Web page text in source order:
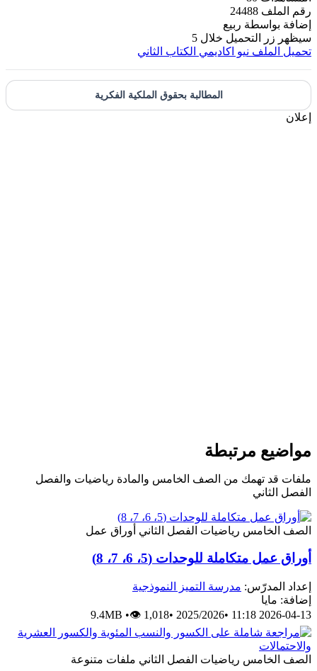
رقم الملف 24488
إضافة بواسطة ربيع
سيظهر زر التحميل خلال 5
تحميل الملف نيو اكاديمي الكتاب الثاني
المطالبة بحقوق الملكية الفكرية
إعلان
مواضيع مرتبطة
ملفات قد تهمك من الصف الخامس والمادة رياضيات والفصل
الفصل الثاني
الصف الخامس رياضيات الفصل الثاني أوراق عمل
أوراق عمل متكاملة للوحدات (5، 6، 7، 8)
إعداد المدرّس: مدرسة التميز النموذجية
إضافة: مايا
2026-04-13 11:18
•
2025/2026
•
9.4MB •👁 1,018
الصف الخامس رياضيات الفصل الثاني ملفات متنوعة